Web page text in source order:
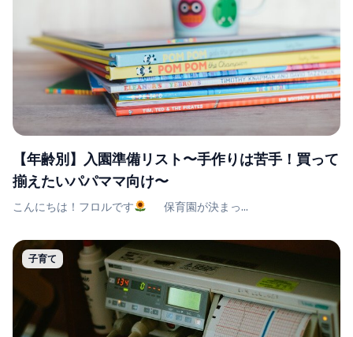
【年齢別】入園準備リスト〜手作りは苦手！買って
揃えたいパパママ向け〜
こんにちは！フロルです 保育園が決まっ...
子育て